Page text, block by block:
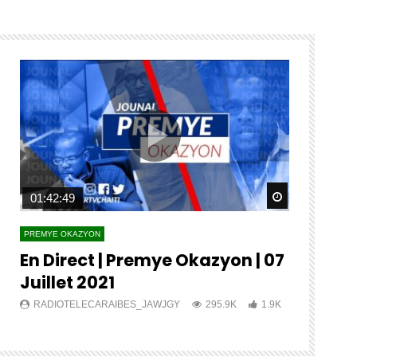
Watch Later Watch Later
01:42:49
PREMYE OKAZYON
En Direct | Premye Okazyon | 07
Juillet 2021
RADIOTELECARAIBES_JAWJGY 295.9K 1.9K
??
???? ????